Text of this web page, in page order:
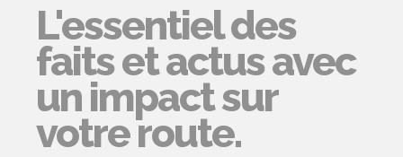
L'essentiel des
faits et actus avec
un impact sur
votre route.